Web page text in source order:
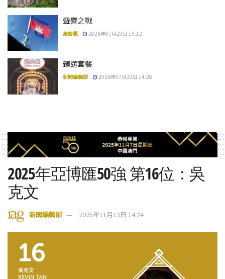
聲譽之戰
韋啟羲 2026年07月29日 15:12
臻選套餐
新聞編輯部 2026年07月29日 14:28
2025年亞博匯50強 第16位：吳
克文
新聞編輯部 2025年11月13日 14:24